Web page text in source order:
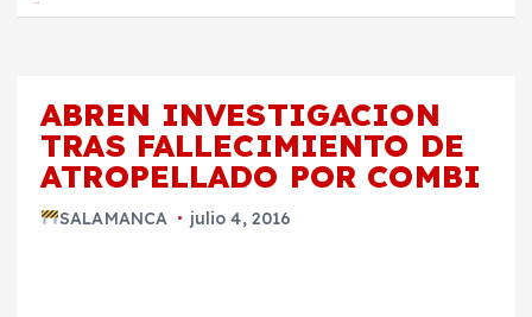
ABREN INVESTIGACION
TRAS FALLECIMIENTO DE
ATROPELLADO POR COMBI
SALAMANCA julio 4, 2016